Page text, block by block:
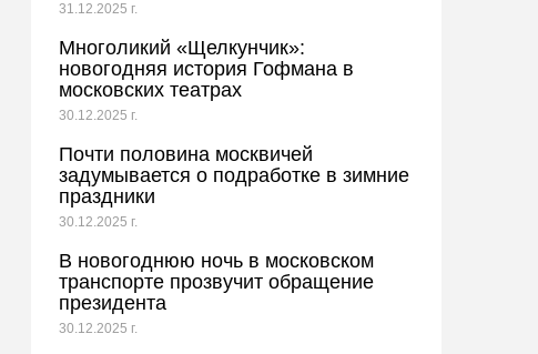
31.12.2025 г.
Многоликий «Щелкунчик»:
новогодняя история Гофмана в
московских театрах
30.12.2025 г.
Почти половина москвичей
задумывается о подработке в зимние
праздники
30.12.2025 г.
В новогоднюю ночь в московском
транспорте прозвучит обращение
президента
30.12.2025 г.